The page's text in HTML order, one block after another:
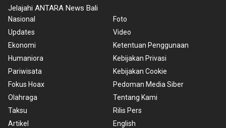
Jelajahi ANTARA News Bali
Nasional
Updates
Ekonomi
Humaniora
Pariwisata
Fokus Hoax
Olahraga
Taksu
Artikel
Foto
Video
Ketentuan Penggunaan
Kebijakan Privasi
Kebijakan Cookie
Pedoman Media Siber
Tentang Kami
Rilis Pers
English